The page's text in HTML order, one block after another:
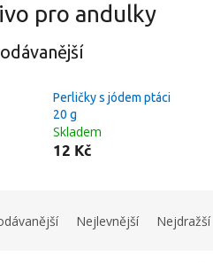
pro andulky
Perličky s jódem ptáci
20 g
Skladem
12 Kč
Nejlevnější Nejdražší